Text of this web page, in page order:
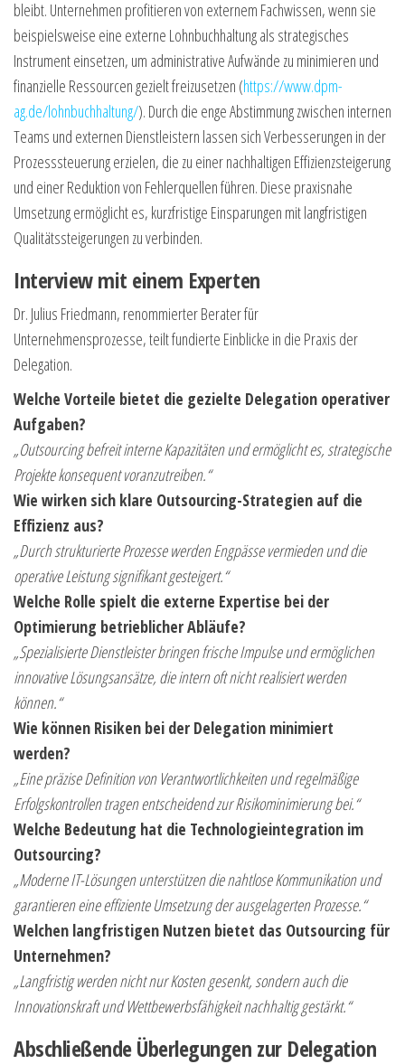
bleibt. Unternehmen profitieren von externem Fachwissen, wenn sie
beispielsweise eine externe Lohnbuchhaltung als strategisches
Instrument einsetzen, um administrative Aufwände zu minimieren und
finanzielle Ressourcen gezielt freizusetzen (https://www.dpm-
ag.de/lohnbuchhaltung/). Durch die enge Abstimmung zwischen internen
Teams und externen Dienstleistern lassen sich Verbesserungen in der
Prozesssteuerung erzielen, die zu einer nachhaltigen Effizienzsteigerung
und einer Reduktion von Fehlerquellen führen. Diese praxisnahe
Umsetzung ermöglicht es, kurzfristige Einsparungen mit langfristigen
Qualitätssteigerungen zu verbinden.
Interview mit einem Experten
Dr. Julius Friedmann, renommierter Berater für
Unternehmensprozesse, teilt fundierte Einblicke in die Praxis der
Delegation.
Welche Vorteile bietet die gezielte Delegation operativer
Aufgaben?
„Outsourcing befreit interne Kapazitäten und ermöglicht es, strategische
Projekte konsequent voranzutreiben.“
Wie wirken sich klare Outsourcing-Strategien auf die
Effizienz aus?
„Durch strukturierte Prozesse werden Engpässe vermieden und die
operative Leistung signifikant gesteigert.“
Welche Rolle spielt die externe Expertise bei der
Optimierung betrieblicher Abläufe?
„Spezialisierte Dienstleister bringen frische Impulse und ermöglichen
innovative Lösungsansätze, die intern oft nicht realisiert werden
können.“
Wie können Risiken bei der Delegation minimiert
werden?
„Eine präzise Definition von Verantwortlichkeiten und regelmäßige
Erfolgskontrollen tragen entscheidend zur Risikominimierung bei.“
Welche Bedeutung hat die Technologieintegration im
Outsourcing?
„Moderne IT-Lösungen unterstützen die nahtlose Kommunikation und
garantieren eine effiziente Umsetzung der ausgelagerten Prozesse.“
Welchen langfristigen Nutzen bietet das Outsourcing für
Unternehmen?
„Langfristig werden nicht nur Kosten gesenkt, sondern auch die
Innovationskraft und Wettbewerbsfähigkeit nachhaltig gestärkt.“
Abschließende Überlegungen zur Delegation